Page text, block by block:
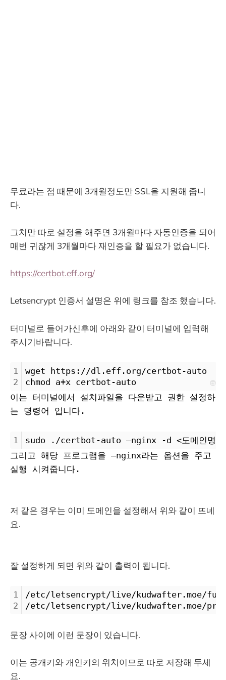
무료라는 점 때문에 3개월정도만 SSL을 지원해 줍니
다.
그치만 따로 설정을 해주면 3개월마다 자동인증을 되어
매번 귀잖게 3개월마다 재인증을 할 필요가 없습니다.
https://certbot.eff.org/
Letsencrypt 인증서 설명은 위에 링크를 참조 했습니다.
터미널로 들어가신후에 아래와 같이 터미널에 입력해
주시기바랍니다.
1
2
wget https://dl.eff.org/certbot-auto
chmod a+x certbot-auto
cs
이는 터미널에서 설치파일을 다운받고 권한 설정하
는 명령어 입니다.
1 sudo ./certbot-auto –nginx -d <도메인명>
그리고 해당 프로그램을 –nginx라는 옵션을 주고
실행 시켜줍니다.
저 같은 경우는 이미 도메인을 설정해서 위와 같이 뜨네
요.
잘 설정하게 되면 위와 같이 출력이 됩니다.
1
2
/etc/letsencrypt/live/kudwafter.moe/
/etc/letsencrypt/live/kudwafter.moe/
문장 사이에 이런 문장이 있습니다.
이는 공개키와 개인키의 위치이므로 따로 저장해 두세
요.